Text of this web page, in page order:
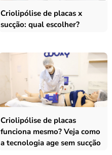
Criolipólise de placas x
sucção: qual escolher?
Criolipólise de placas
funciona mesmo? Veja como
a tecnologia age sem sucção